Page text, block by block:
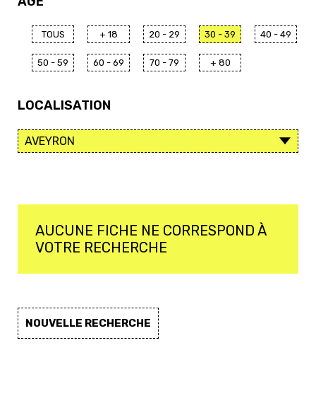
TOUS + 18 20 - 29 30 - 39 40 - 49
50 - 59 60 - 69 70 - 79 + 80
LOCALISATION
AUCUNE FICHE NE CORRESPOND À
VOTRE RECHERCHE
NOUVELLE RECHERCHE